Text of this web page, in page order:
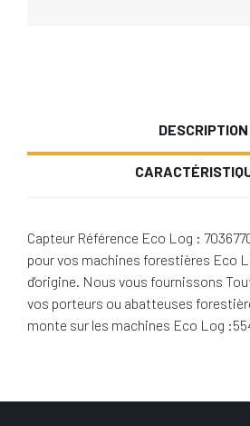
DESCRIPTION
Capteur Référence Eco Log :
pour vos machines forestières Eco
d'origine. Nous vous fournissons
vos porteurs ou abatteuses
monte sur les machines Eco Log